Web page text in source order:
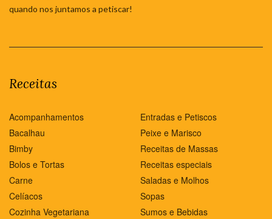
quando nos juntamos a petiscar!
Receitas
Acompanhamentos
Bacalhau
Bimby
Bolos e Tortas
Carne
Celíacos
Cozinha Vegetariana
Entradas e Petiscos
Peixe e Marisco
Receitas de Massas
Receitas especiais
Saladas e Molhos
Sopas
Sumos e Bebidas